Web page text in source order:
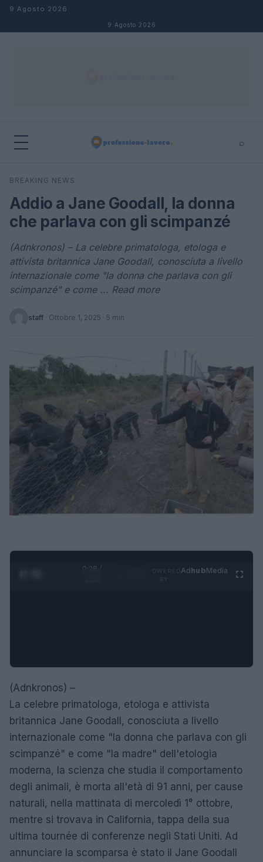
Salta al contenuto
9 Agosto 2026
9 Agosto 2026
⌕
Cerca
BREAKING NEWS
Addio a Jane Goodall, la donna
che parlava con gli scimpanzé
(Adnkronos) – La celebre primatologa, etologa e
attivista britannica Jane Goodall, conosciuta a livello
internazionale come "la donna che parlava con gli
scimpanzé" e come ... Read more
staff · Ottobre 1, 2025 · 5 min
0:29 /
AdhubMedia
(Adnkronos) –
La celebre primatologa, etologa e attivista
britannica Jane Goodall, conosciuta a livello
internazionale come "la donna che parlava con gli
scimpanzé" e come "la madre" dell'etologia
moderna, la scienza che studia il comportamento
degli animali, è morta all'età di 91 anni, per cause
naturali, nella mattinata di mercoledì 1° ottobre,
mentre si trovava in California, tappa della sua
ultima tournée di conferenze negli Stati Uniti. Ad
annunciare la scomparsa è stato il Jane Goodall